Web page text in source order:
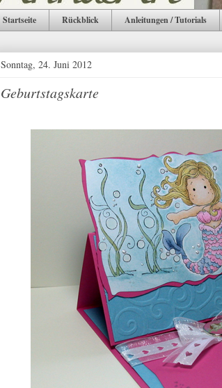
Startseite Rückblick Anleitungen / Tutorials
Sonntag, 24. Juni 2012
Geburtstagskarte